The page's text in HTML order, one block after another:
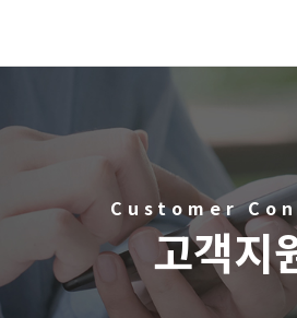
Customer
고객지